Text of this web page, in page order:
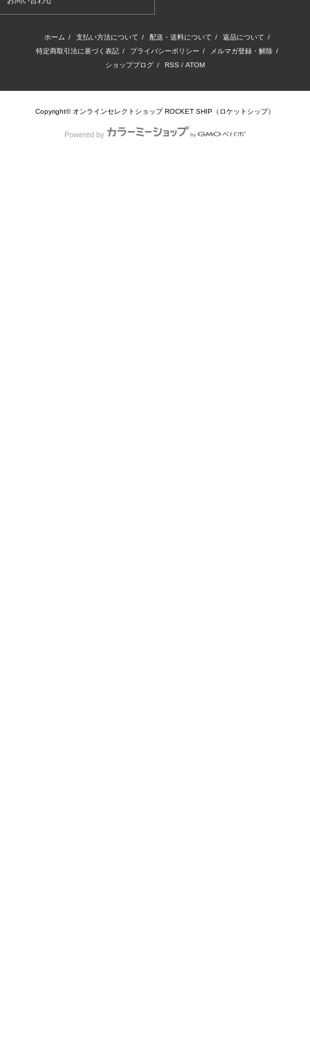
ホーム / 支払い方法について / 配送・送料について / 返品について /
特定商取引法に基づく表記 / プライバシーポリシー / メルマガ登録・解除 /
ショップブログ / RSS / ATOM
Copyright© オンラインセレクトショップ ROCKET SHIP（ロケットシップ）
Powered by